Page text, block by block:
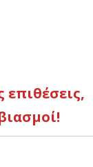
επιθέσεις,